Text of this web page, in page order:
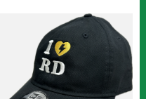
価格順